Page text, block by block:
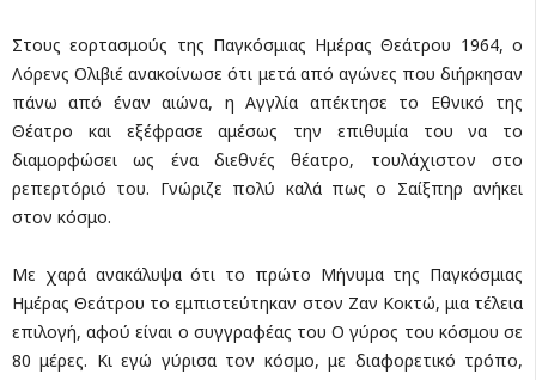
Στους εορτασμούς της Παγκόσμιας Ημέρας Θεάτρου 1964, ο
Λόρενς Ολιβιέ ανακοίνωσε ότι μετά από αγώνες που διήρκησαν
πάνω από έναν αιώνα, η Αγγλία απέκτησε το Εθνικό της
Θέατρο και εξέφρασε αμέσως την επιθυμία του να το
διαμορφώσει ως ένα διεθνές θέατρο, τουλάχιστον στο
ρεπερτόριό του. Γνώριζε πολύ καλά πως ο Σαίξπηρ ανήκει
στον κόσμο.
Με χαρά ανακάλυψα ότι το πρώτο Μήνυμα της Παγκόσμιας
Ημέρας Θεάτρου το εμπιστεύτηκαν στον Ζαν Κοκτώ, μια τέλεια
επιλογή, αφού είναι ο συγγραφέας του Ο γύρος του κόσμου σε
80 μέρες. Κι εγώ γύρισα τον κόσμο, με διαφορετικό τρόπο,